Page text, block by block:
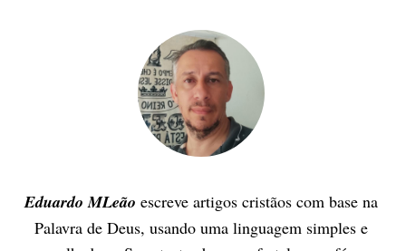
Eduardo MLeão escreve artigos cristãos com base na
Palavra de Deus, usando uma linguagem simples e